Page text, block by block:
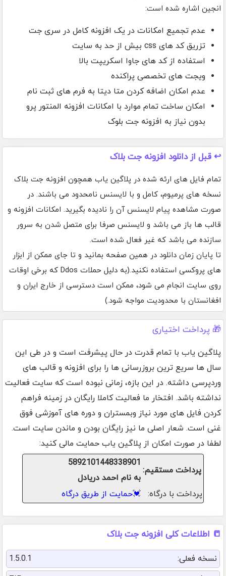
انجین اشاره شده است:
عدم تجمیع امکانات در یک افزونه کامل در سری جت
تزریق کد های css بیش از حد به سایت
استفاده از کد های جاوا اسکریپت بالا
ویجت های تخصصی پراکنده
عدم امکان اضافه کردن متا دیتا به فرم های ثبت نام
امکان ساخت تمام موارد با امکانات افزونه المنتور پرو
بدون نیاز به افزونه جت بلوک
↩️ قبل از دانلود افزونه جت بلاک
تمام فایل های ارئه شده در پلاگین یاب همچون افزونه جت بلاک
نسخه های پرمیوم، کامل و با لایسنس نامحدود می باشند. در
صورت مشاهده پیام لایسنس آن را نادیده بگیرید. امکانات افزونه و
قالب ها باز می باشد و لایسنس صرفا برای متصل شدن به سرور
سازنده می باشد که غیر فعال شده است.
تا پایان زمان دانلود در همین صفحه بمانید و تا جای ممکن از ابزار
های پروکسی استفاده نکنید.(به دلیل حملات Ddos که برخی اوقات
روی سایت انجام می شود، ممکن است دسترسی از خارج ایران و
افغانستان با محدودیت مواجه شود.)
🎁 پرداخت اختیاری
پلاگین یاب با تمام قدرت در حال پیشرفت است و در طی این
سال ها سریع ترین بروزرسانی ها را برای افزونه و قالب های
وردپرسی داشته. در این بازه، زمانی نبوده است که سایت فعالیت
نداشته باشد. افتخار ما فعالیت کاملا رایگان در زمینه فراهم
کردن فایل های مورد نیاز وبمستران و دوره های آموزشی فوق
غنی است. شعار اصلی ما نیز رایگان بودن و ماندن سایت است.
لطفا در صورت امکان از پلاگین یاب حمایت مالی کنید:
پرداخت مستقیم:
5892101448338901
به نام احمد دریادل
پرداخت با درگاه:
💓حمایت از طریق درگاه
📒 اطلاعات کلی افزونه جت بلاک
نسخه فعلی:
1.5.0.1